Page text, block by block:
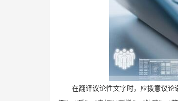
在翻译议论性文字时，应拨意议论